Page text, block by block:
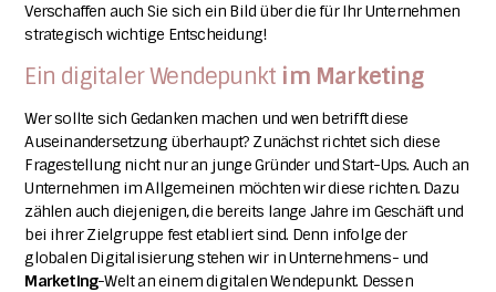
Verschaffen auch Sie sich ein Bild über die für Ihr Unternehmen
strategisch wichtige Entscheidung!
Ein digitaler Wendepunkt im Marketing
Wer sollte sich Gedanken machen und wen betrifft diese
Auseinandersetzung überhaupt? Zunächst richtet sich diese
Fragestellung nicht nur an junge Gründer und Start-Ups. Auch an
Unternehmen im Allgemeinen möchten wir diese richten. Dazu
zählen auch diejenigen, die bereits lange Jahre im Geschäft und
bei ihrer Zielgruppe fest etabliert sind. Denn infolge der
globalen Digitalisierung stehen wir in Unternehmens- und
Marketing-Welt an einem digitalen Wendepunkt. Dessen